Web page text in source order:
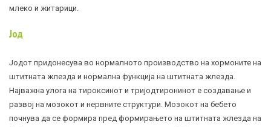
млеко и житарици.
Јод
Јодот придонесува во нормалното производство на хормоните на
штитната жлезда и нормална функција на штитната жлезда.
Најважна улога на тироксинот и тријодтиронинот е создавање и
развој на мозокот и нервните структури. Мозокот на бебето
почнува да се формира пред формирањето на штитната жлезда на